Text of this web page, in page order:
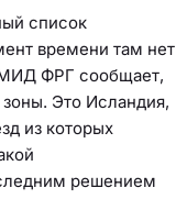
список
времени там нет
МИД ФРГ сообщает,
Это Исландия,
из которых
решением